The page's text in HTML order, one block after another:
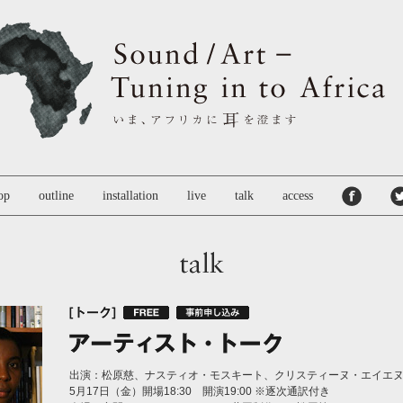
outline installation live talk access
出演：松原慈、ナスティオ・モスキート、クリスティーヌ・エイエ
5月17日（金）開場18:30 開演19:00 ※逐次通訳付き